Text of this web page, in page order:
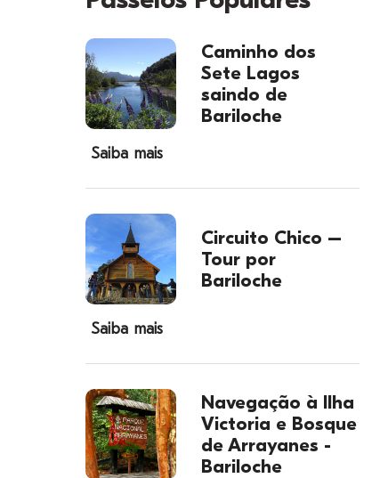
Caminho dos
Sete Lagos
saindo de
Bariloche
Saiba mais
Circuito Chico –
Tour por
Bariloche
Saiba mais
Navegação à Ilha
Victoria e Bosque
de Arrayanes -
Bariloche